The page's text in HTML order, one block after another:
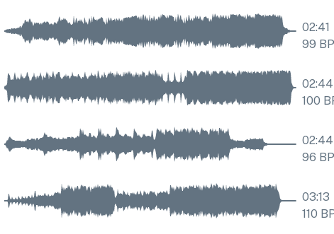
02:41
99
02:44
100
02:44
96
03:13
110